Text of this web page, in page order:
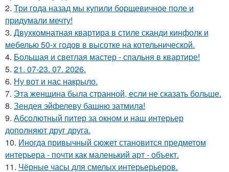
2. Три года назад мы купили борщевичное поле и
придумали мечту!
3. Двухкомнатная квартира в стиле сканди кинфолк и
мебелью 50-х годов в высотке на котельнической.
4. Большая и светлая мастер - спальня в квартире!
5. 21. 07-23. 07. 2026.
6. Ну вот и нас накрыло.
7. Эта женщина была странной, если не сказать больше.
8. Зендея эйфелеву башню затмила!
9. Абсолютный питер за окном и наш интерьер
дополняют друг друга.
10. Иногда привычный сюжет становится предметом
интерьера - почти как маленький арт - объект.
11. Чёрные часы для смелых интерьерьеров.